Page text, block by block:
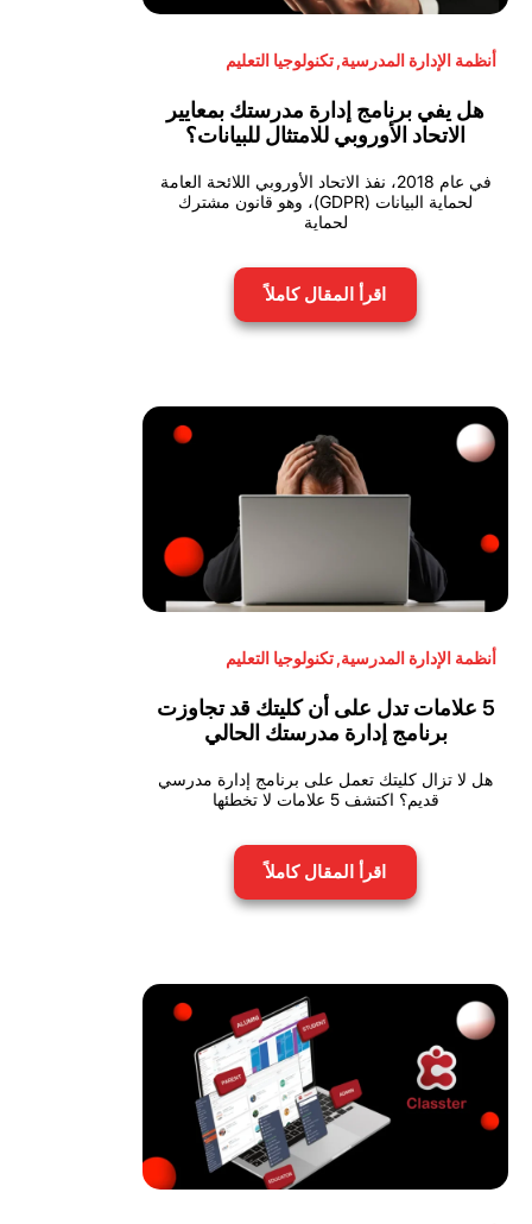
أنظمة الإدارة المدرسية,تكنولوجيا التعليم
هل يفي برنامج إدارة مدرستك بمعايير
الاتحاد الأوروبي للامتثال للبيانات؟
في عام 2018، نفذ الاتحاد الأوروبي اللائحة العامة
لحماية البيانات (GDPR)، وهو قانون مشترك
لحماية
اقرأ المقال كاملاً
أنظمة الإدارة المدرسية,تكنولوجيا التعليم
5 علامات تدل على أن كليتك قد تجاوزت
برنامج إدارة مدرستك الحالي
هل لا تزال كليتك تعمل على برنامج إدارة مدرسي
قديم؟ اكتشف 5 علامات لا تخطئها
اقرأ المقال كاملاً